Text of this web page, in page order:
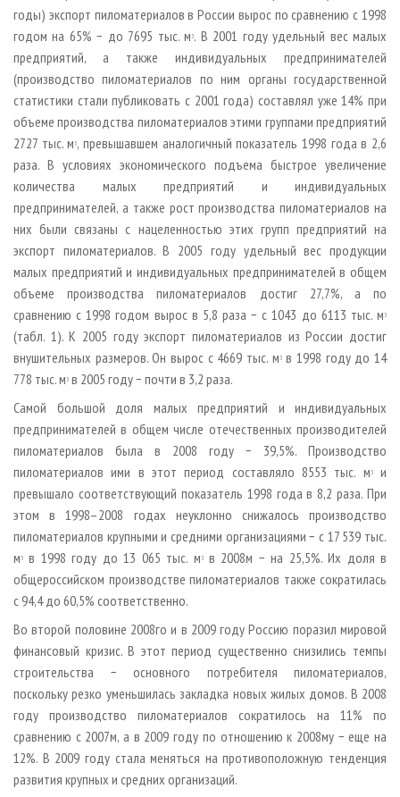
годы) экспорт пиломатериалов в России вырос по сравнению с 1998
годом на 65% − до 7695 тыс. м 3. В 2001 году удельный вес малых
предприятий, а также индивидуальных предпринимателей
(производство пиломатериалов по ним органы государственной
статистики стали публиковать с 2001 года) составлял уже 14% при
объеме производства пиломатериалов этими группами предприятий
2727 тыс. м 3, превышавшем аналогичный показатель 1998 года в 2,6
раза. В условиях экономического подъема быстрое увеличение
количества малых предприятий и индивидуальных
предпринимателей, а также рост производства пиломатериалов на
них были связаны с нацеленностью этих групп предприятий на
экспорт пиломатериалов. В 2005 году удельный вес продукции
малых предприятий и индивидуальных предпринимателей в общем
объеме производства пиломатериалов достиг 27,7%, а по
сравнению с 1998 годом вырос в 5,8 раза − с 1043 до 6113 тыс. м 3
(табл. 1). К 2005 году экспорт пиломатериалов из России достиг
внушительных размеров. Он вырос с 4669 тыс. м 3в 1998 году до 14
778 тыс. м 3 в 2005 году − почти в 3,2 раза.
Самой большой доля малых предприятий и индивидуальных
предпринимателей в общем числе отечественных производителей
пиломатериалов была в 2008 году − 39,5%. Производство
пиломатериалов ими в этот период составляло 8553 тыс. м 3и
превышало соответствующий показатель 1998 года в 8,2 раза. При
этом в 1998–2008 годах неуклонно снижалось производство
пиломатериалов крупными и средними организациями − с 17 539 тыс.
м 3 в 1998 году до 13 065 тыс. м 3в 2008­м − на 25,5%. Их доля в
общероссийском производстве пиломатериалов также сократилась
с 94,4 до 60,5% соответственно.
Во второй половине 2008­го и в 2009 году Россию поразил мировой
финансовый кризис. В этот период существенно снизились темпы
строительства − основного потребителя пиломатериалов,
поскольку резко уменьшилась закладка новых жилых домов. В 2008
году производство пиломатериалов сократилось на 11% по
сравнению с 2007­м, а в 2009 году по отношению к 2008­му − еще на
12%. В 2009 году стала меняться на противоположную тенденция
развития крупных и средних организаций.